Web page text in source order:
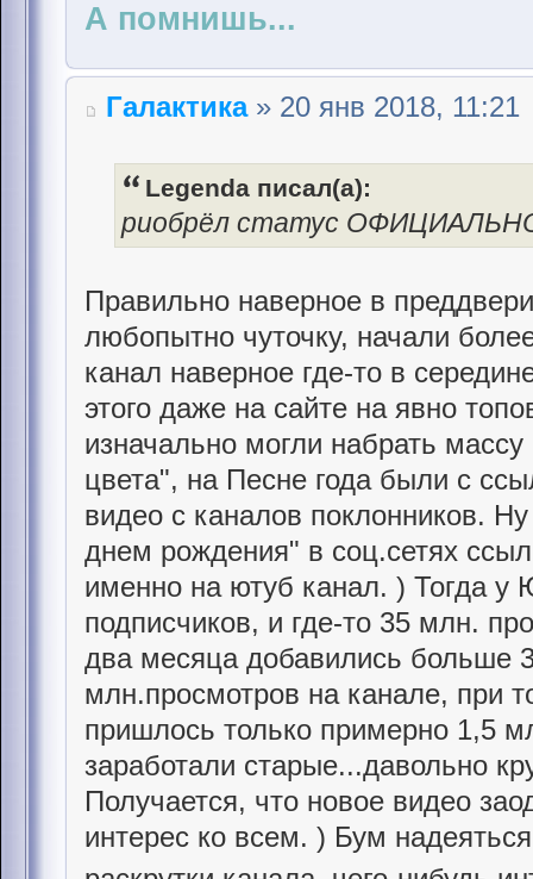
А помнишь...
Галактика» 20 янв 2018, 11:21
Legenda писал(а):
риобрёл статус
Правильно наверное в
любопытно чуточку, начали
канал наверное где-то в
этого даже на сайте на явно
изначально могли набрать
цвета", на Песне года были с
видео с каналов поклонников.
днем рождения" в соц.сетях
именно на ютуб канал. ) Тогда
подписчиков, и где-то 35 млн.
два месяца добавились больше
млн.просмотров на канале, при
пришлось только примерно 1,5
заработали старые...давольно
Получается, что новое видео
интерес ко всем. ) Бум